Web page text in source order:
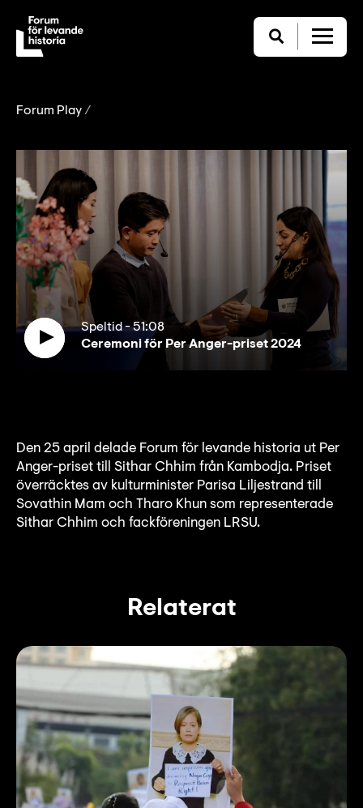
Lyssna
Forum Play
Speltid-51:08
Ceremoni för Per Anger-priset 2024
Den 25 april delade Forum för levande historia ut Per
Anger-priset till Sithar Chhim från Kambodja. Priset
överräcktes av kulturminister Parisa Liljestrand till
Sovathin Mam och Tharo Khun som representerade
Sithar Chhim och fackföreningen LRSU.
Relaterat